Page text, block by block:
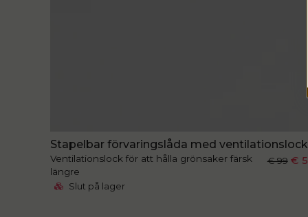
Stapelbar förvaringslåda med ventilationslock
Ventilationslock för att hålla grönsaker färsk
längre
€ 99 €
Slut på lager